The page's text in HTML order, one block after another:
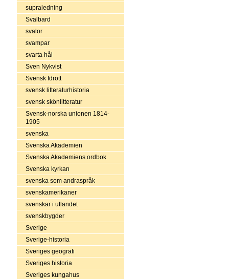
supraledning
Svalbard
svalor
svampar
svarta hål
Sven Nykvist
Svensk Idrott
svensk litteraturhistoria
svensk skönlitteratur
Svensk-norska unionen 1814-
1905
svenska
Svenska Akademien
Svenska Akademiens ordbok
Svenska kyrkan
svenska som andraspråk
svenskamerikaner
svenskar i utlandet
svenskbygder
Sverige
Sverige-historia
Sveriges geografi
Sveriges historia
Sveriges kungahus